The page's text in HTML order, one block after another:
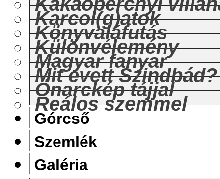
Karcol(g)atok
Könyvaláfutás
Különvélemény
Magyar fanyar
Mit evett Szindbád?
Önarckép tájjal
Reálos szemmel
Górcső
Szemlék
Galéria